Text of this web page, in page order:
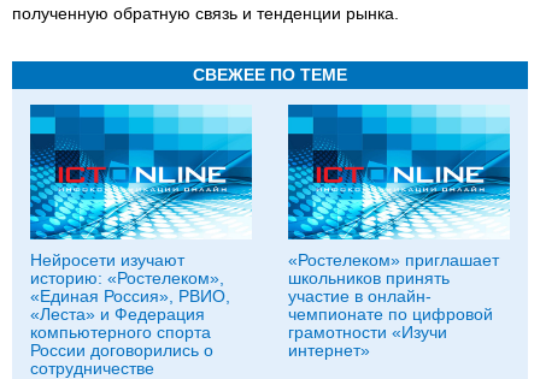
полученную обратную связь и тенденции рынка.
СВЕЖЕЕ ПО ТЕМЕ
Нейросети изучают
историю: «Ростелеком»,
«Единая Россия», РВИО,
«Леста» и Федерация
компьютерного спорта
России договорились о
сотрудничестве
«Ростелеком» приглашает
школьников принять
участие в онлайн-
чемпионате по цифровой
грамотности «Изучи
интернет»